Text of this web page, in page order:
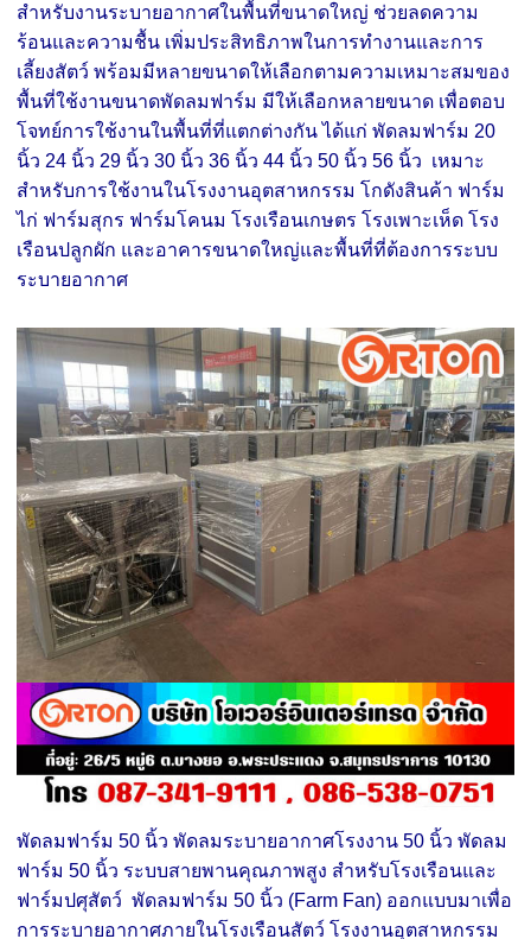
สำหรับงานระบายอากาศในพื้นที่ขนาดใหญ่ ช่วยลดความ
ร้อนและความชื้น เพิ่มประสิทธิภาพในการทำงานและการ
เลี้ยงสัตว์ พร้อมมีหลายขนาดให้เลือกตามความเหมาะสมของ
พื้นที่ใช้งานขนาดพัดลมฟาร์ม มีให้เลือกหลายขนาด เพื่อตอบ
โจทย์การใช้งานในพื้นที่ที่แตกต่างกัน ได้แก่ พัดลมฟาร์ม 20
นิ้ว 24 นิ้ว 29 นิ้ว 30 นิ้ว 36 นิ้ว 44 นิ้ว 50 นิ้ว 56 นิ้ว เหมาะ
สำหรับการใช้งานในโรงงานอุตสาหกรรม โกดังสินค้า ฟาร์ม
ไก่ ฟาร์มสุกร ฟาร์มโคนม โรงเรือนเกษตร โรงเพาะเห็ด โรง
เรือนปลูกผัก และอาคารขนาดใหญ่และพื้นที่ที่ต้องการระบบ
ระบายอากาศ
พัดลมฟาร์ม 50 นิ้ว พัดลมระบายอากาศโรงงาน 50 นิ้ว พัดลม
ฟาร์ม 50 นิ้ว ระบบสายพานคุณภาพสูง สำหรับโรงเรือนและ
ฟาร์มปศุสัตว์ พัดลมฟาร์ม 50 นิ้ว (Farm Fan) ออกแบบมาเพื่อ
การระบายอากาศภายในโรงเรือนสัตว์ โรงงานอุตสาหกรรม